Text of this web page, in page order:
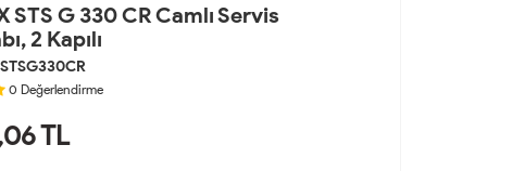
STS G 330 CR Camlı Servis
2 Kapılı
STSG330CR
0 Değerlendirme
TL